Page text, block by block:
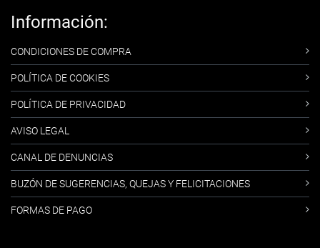
Información:
CONDICIONES DE COMPRA
POLÍTICA DE COOKIES
POLÍTICA DE PRIVACIDAD
AVISO LEGAL
CANAL DE DENUNCIAS
BUZÓN DE SUGERENCIAS, QUEJAS Y FELICITACIONES
FORMAS DE PAGO